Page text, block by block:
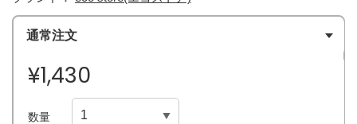
通常注文
¥1,430
数量